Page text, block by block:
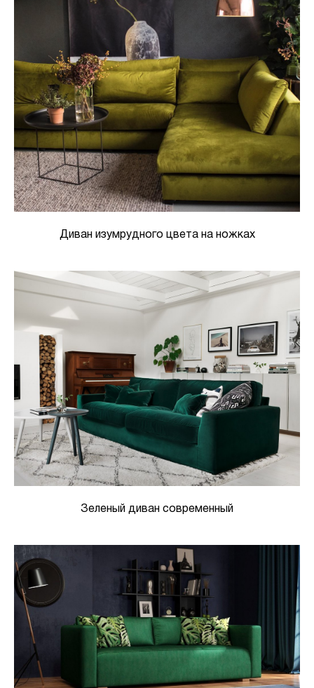
Диван изумрудного цвета на ножках
Зеленый диван современный